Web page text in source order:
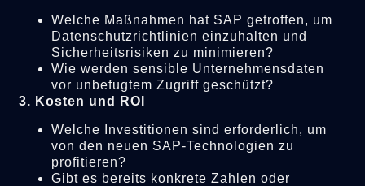
Welche Maßnahmen hat SAP getroffen, um
Datenschutzrichtlinien einzuhalten und
Sicherheitsrisiken zu minimieren?
Wie werden sensible Unternehmensdaten
vor unbefugtem Zugriff geschützt?
3. Kosten und ROI
Welche Investitionen sind erforderlich, um
von den neuen SAP-Technologien zu
profitieren?
Gibt es bereits konkrete Zahlen oder